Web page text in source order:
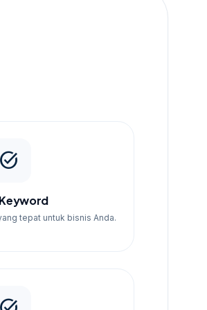
task_alt
tepat untuk bisnis Anda.